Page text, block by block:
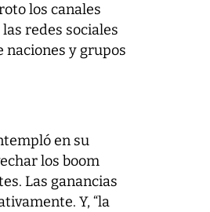
los canales
redes sociales
naciones y grupos
en su
los boom
Las ganancias
Y, “la